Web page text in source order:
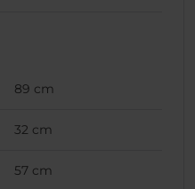
89 cm
32 cm
57 cm